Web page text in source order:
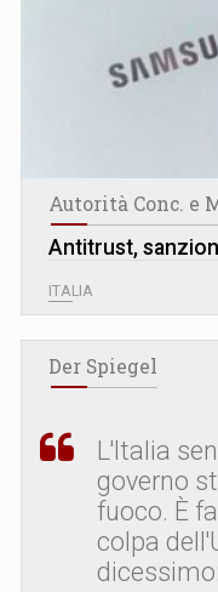
Autorità Conc. e
Antitrust,
ITALIA
Der Spiegel
L 'Italia
governo
fuoco. È
colpa